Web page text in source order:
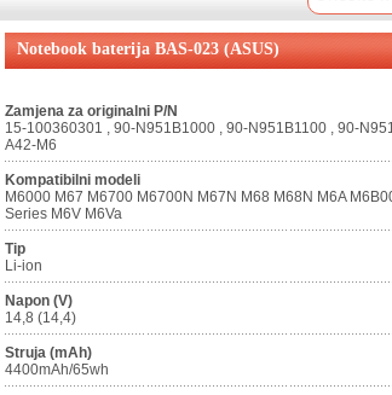
Notebook baterija BAS-023 (ASUS)
Zamjena za originalni P/N
15-100360301 , 90-N951B1000 , 90-N951B1100 , 90-
A42-M6
Kompatibilni modeli
M6000 M67 M6700 M6700N M67N M68 M68N M6A
Series M6V M6Va
Tip
Li-ion
Napon (V)
14,8 (14,4)
Struja (mAh)
4400mAh/65wh